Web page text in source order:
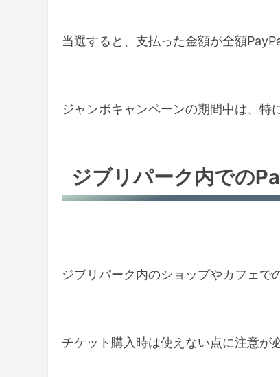
当選すると、支払った金額が全額
ジャンボキャンペーンの期間中は、特
ジブリパーク内での
ジブリパーク内のショップやカフェで
チケット購入時は使えない点に注意が